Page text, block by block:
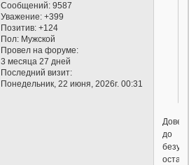
Сообщений: 9587
Уважение: +399
Позитив: +124
Пол: Мужской
Провел на форуме:
3 месяца 27 дней
Последний визит:
Понедельник, 22 июня, 2026г. 00:31
до